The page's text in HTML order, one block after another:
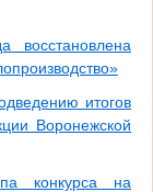
восстановлена
итогов
Воронежской
конкурса на